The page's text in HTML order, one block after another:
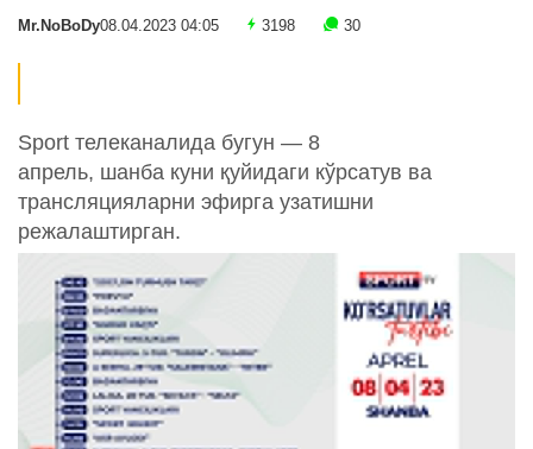
Mr.NoBoDy08.04.2023 04:05 3198 30
Sport телеканалида бугун — 8
апрель, шанба куни қуйидаги кўрсатув ва
трансляцияларни эфирга узатишни
режалаштирган.